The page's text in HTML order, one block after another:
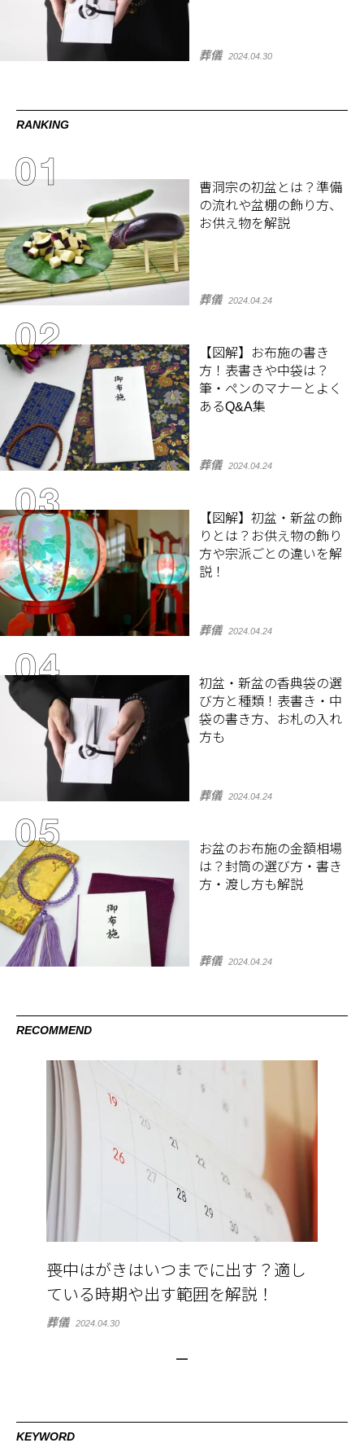
葬儀 2024.04.30
RANKING
曹洞宗の初盆とは？準備
の流れや盆棚の飾り方、
お供え物を解説
葬儀 2024.04.24
【図解】お布施の書き
方！表書きや中袋は？
筆・ペンのマナーとよく
あるQ&A集
葬儀 2024.04.24
【図解】初盆・新盆の飾
りとは？お供え物の飾り
方や宗派ごとの違いを解
説！
葬儀 2024.04.24
初盆・新盆の香典袋の選
び方と種類！表書き・中
袋の書き方、お札の入れ
方も
葬儀 2024.04.24
お盆のお布施の金額相場
は？封筒の選び方・書き
方・渡し方も解説
葬儀 2024.04.24
RECOMMEND
喪中はがきはいつまでに出す？適し
ている時期や出す範囲を解説！
葬儀 2024.04.30
KEYWORD